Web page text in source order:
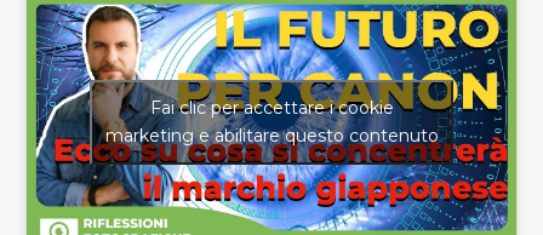
Fai clic per accettare i cookie
marketing e abilitare questo contenuto